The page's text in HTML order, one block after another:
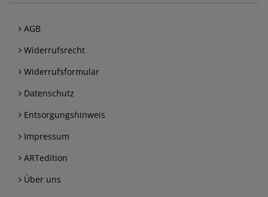
AGB
Widerrufsrecht
Widerrufsformular
Datenschutz
Entsorgungshinweis
Impressum
ARTedition
Über uns